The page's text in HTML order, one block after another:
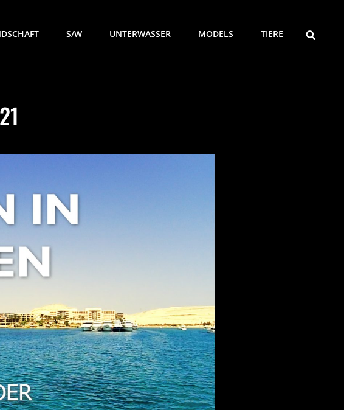
S/W UNTERWASSER MODELS TIERE